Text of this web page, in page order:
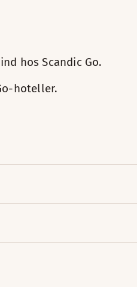
hos Scandic Go.
hoteller.